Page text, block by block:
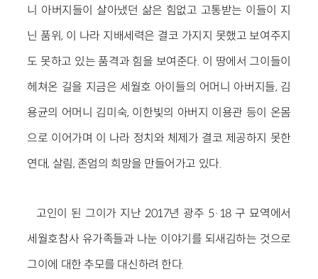
니 아버지들이 살아냈던 삶은 힘없고 고통받는 이들이 지
닌 품위, 이 나라 지배세력은 결코 가지지 못했고 보여주지
도 못하고 있는 품격과 힘을 보여준다. 이 땅에서 그이들이
헤쳐온 길을 지금은 세월호 아이들의 어머니 아버지들, 김
용균의 어머니 김미숙, 이한빛의 아버지 이용관 등이 온몸
으로 이어가며 이 나라 정치와 체제가 결코 제공하지 못한
연대, 살림, 존엄의 희망을 만들어가고 있다.
고인이 된 그이가 지난 2017년 광주 5·18 구 묘역에서
세월호참사 유가족들과 나눈 이야기를 되새김하는 것으로
그이에 대한 추모를 대신하려 한다.